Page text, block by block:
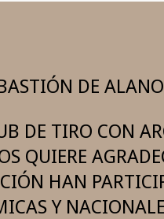
DE
DE TIRO CON
QUIERE
HAN
Y